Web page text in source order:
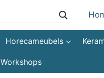
Horecameubels
Workshops